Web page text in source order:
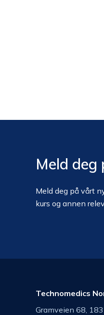
Meld
Meld deg på vårt
kurs og annen
Technomedics
Gramveien 68,